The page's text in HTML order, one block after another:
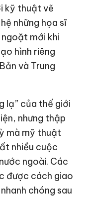
kỹ thuật vẽ
những họa sĩ
mới khi
hình riêng
và Trung
lạ” của thế giới
nhưng thập
mà mỹ thuật
nhiều cuộc
ngoài. Các
được cách giao
chóng sau